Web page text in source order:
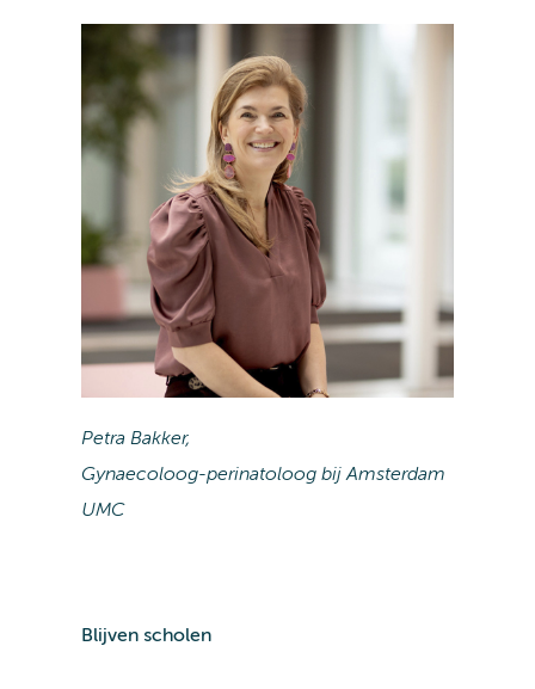
Petra Bakker,
Gynaecoloog-perinatoloog bij Amsterdam
UMC
Blijven scholen